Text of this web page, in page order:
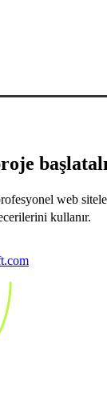
web
kullanır.